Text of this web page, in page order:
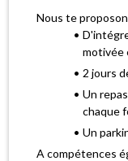
Nous te
motivée
2 jours
Un
chaque
Un
A compétences